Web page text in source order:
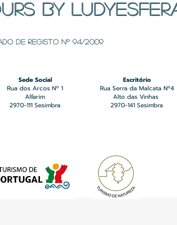
BY
de registo Nº 94/2009
Sede Social
Rua dos Arcos Nº 1
Alfarim
2970-111 Sesimbra
Escritório
Rua Serra da Malcata Nº4
Alto das Vinhas
2970-141 Sesimbra